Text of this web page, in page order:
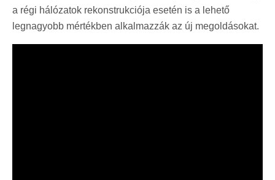
a régi hálózatok rekonstrukciója esetén is a lehető
legnagyobb mértékben alkalmazzák az új megoldásokat.